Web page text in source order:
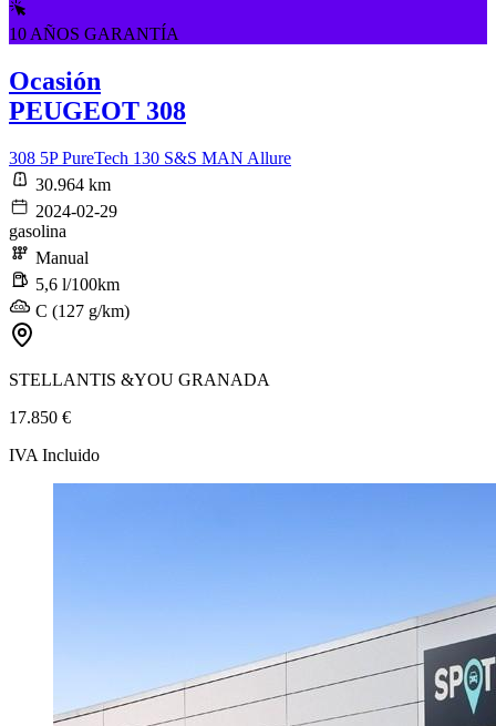
10 AÑOS GARANTÍA
Ocasión
PEUGEOT 308
308 5P PureTech 130 S&S MAN Allure
30.964 km
2024-02-29
gasolina
Manual
5,6 l/100km
C (127 g/km)
STELLANTIS &YOU GRANADA
17.850 €
IVA Incluido